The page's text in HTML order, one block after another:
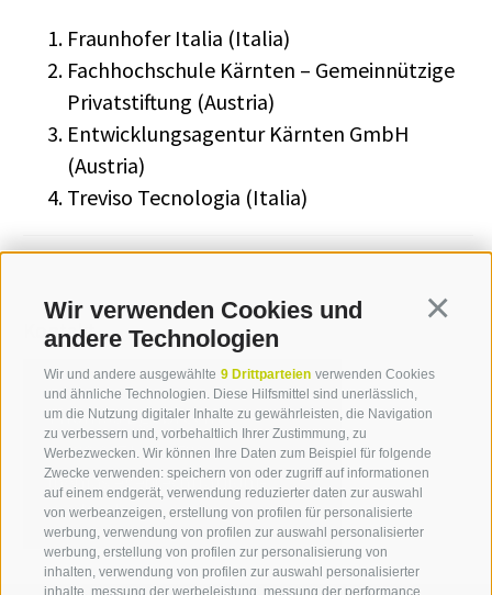
Wir verwenden Cookies und
andere Technologien
Wir und andere ausgewählte 9 Drittparteien verwenden Cookies
und ähnliche Technologien. Diese Hilfsmittel sind unerlässlich,
um die Nutzung digitaler Inhalte zu gewährleisten, die Navigation
zu verbessern und, vorbehaltlich Ihrer Zustimmung, zu
Werbezwecken. Wir können Ihre Daten zum Beispiel für folgende
Zwecke verwenden: speichern von oder zugriff auf informationen
auf einem endgerät, verwendung reduzierter daten zur auswahl
von werbeanzeigen, erstellung von profilen für personalisierte
werbung, verwendung von profilen zur auswahl personalisierter
werbung, erstellung von profilen zur personalisierung von
inhalten, verwendung von profilen zur auswahl personalisierter
inhalte, messung der werbeleistung, messung der performance
Fraunhofer Italia (Italia)
Fachhochschule Kärnten – Gemeinnützige
Privatstiftung (Austria)
Entwicklungsagentur Kärnten GmbH
(Austria)
Treviso Tecnologia (Italia)
Kontakt
Thomas Egebrecht
T +39 0471 094 530
thomas.egebrecht[at]idm-
suedtirol.com